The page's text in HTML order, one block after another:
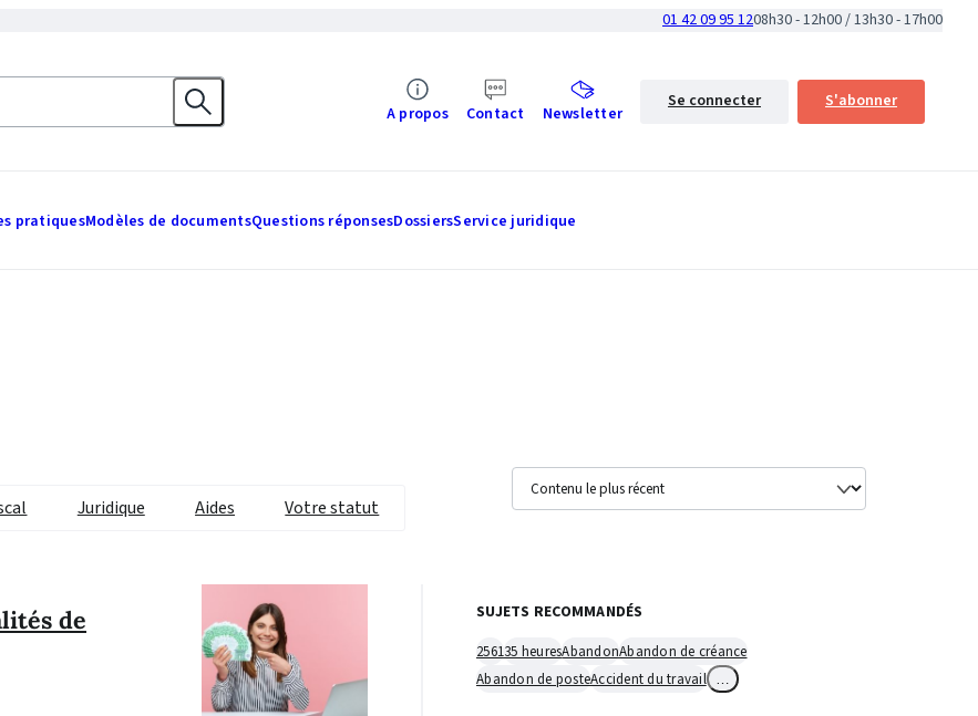
01 42 09 95 1208h30 - 12h00 / 13h30 - 17h00
A propos Contact Newsletter
Se connecter S'abonner
pratiquesModèles de documentsQuestions réponsesDossiersService juridique
Juridique Aides Votre statut
de
SUJETS RECOMMANDÉS
256135 heuresAbandonAbandon de créance
Abandon de posteAccident du travail